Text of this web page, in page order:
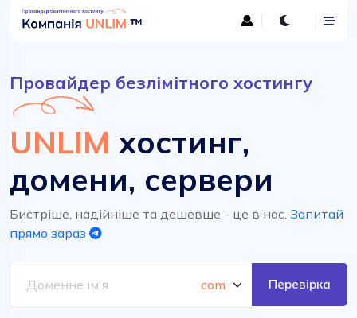
Провайдер безлімітного хостингу
UNLIM хостинг,
домени, сервери
Бистріше, надійніше та дешевше - це в нас. Запитай
прямо зараз
Перевірка